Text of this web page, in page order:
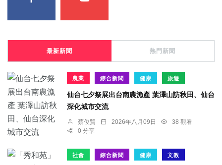
最新新聞 熱門新聞
農業 綜合新聞 健康 旅遊
仙台七夕祭展出台南農漁產 葉澤山訪秋田、仙台
深化城市交流
蔡俊賢 2026年八月09日
38 觀看
0 分享
社會 綜合新聞 健康 文教